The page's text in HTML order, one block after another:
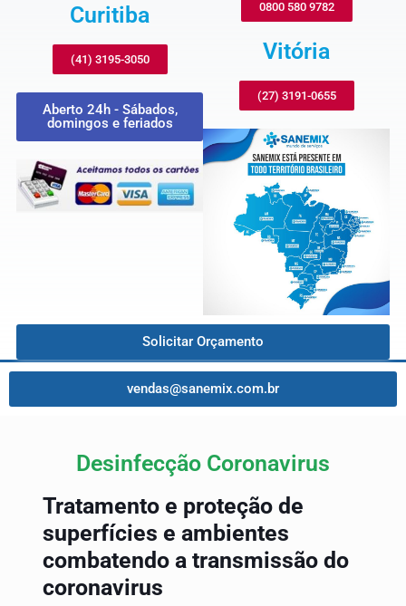
Curitiba
(41) 3195-3050
Aberto 24h - Sábados,
domingos e feriados
0800 580 9782
Vitória
(27) 3191-0655
Solicitar Orçamento
vendas@sanemix.com.br
Desinfecção Coronavirus
Tratamento e proteção de
superfícies e ambientes
combatendo a transmissão do
coronavirus